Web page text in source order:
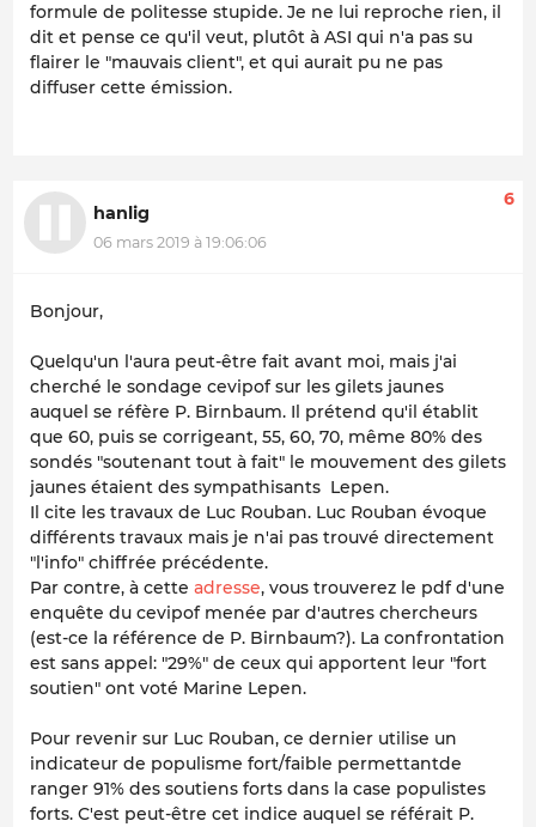
formule de politesse stupide. Je ne lui reproche rien, il
dit et pense ce qu'il veut, plutôt à ASI qui n'a pas su
flairer le "mauvais client", et qui aurait pu ne pas
diffuser cette émission.
hanlig
06 mars 2019 à 19:06:06
6
Bonjour,
Quelqu'un l'aura peut-être fait avant moi, mais j'ai
cherché le sondage cevipof sur les gilets jaunes
auquel se réfère P. Birnbaum. Il prétend qu'il établit
que 60, puis se corrigeant, 55, 60, 70, même 80% des
sondés "soutenant tout à fait" le mouvement des gilets
jaunes étaient des sympathisants Lepen.
Il cite les travaux de Luc Rouban. Luc Rouban évoque
différents travaux mais je n'ai pas trouvé directement
"l'info" chiffrée précédente.
Par contre, à cette adresse, vous trouverez le pdf d'une
enquête du cevipof menée par d'autres chercheurs
(est-ce la référence de P. Birnbaum?). La confrontation
est sans appel: "29%" de ceux qui apportent leur "fort
soutien" ont voté Marine Lepen.
Pour revenir sur Luc Rouban, ce dernier utilise un
indicateur de populisme fort/faible permettantde
ranger 91% des soutiens forts dans la case populistes
forts. C'est peut-être cet indice auquel se référait P.